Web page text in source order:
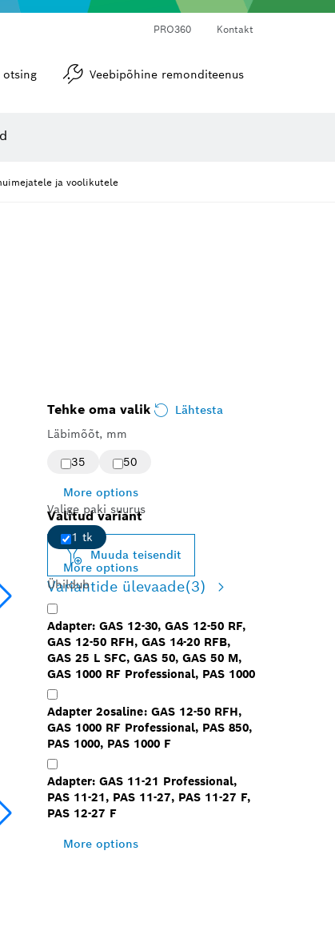
PRO360 Kontakt
otsing Veebipõhine remonditeenus
ja voolikutele
Tehke oma valik
Lähtesta
Läbimõõt, mm
35
50
More options
Valige paki suurus
1 tk
More options
Ühildub
Adapter: GAS 12-30, GAS 12-50 RF,
GAS 12-50 RFH, GAS 14-20 RFB,
GAS 25 L SFC, GAS 50, GAS 50 M,
GAS 1000 RF Professional, PAS 1000
Adapter 2osaline: GAS 12-50 RFH,
GAS 1000 RF Professional, PAS 850,
PAS 1000, PAS 1000 F
Adapter: GAS 11-21 Professional,
PAS 11-21, PAS 11-27, PAS 11-27 F,
PAS 12-27 F
More options
Valitud variant
Muuda teisendit
Variantide ülevaade(3)